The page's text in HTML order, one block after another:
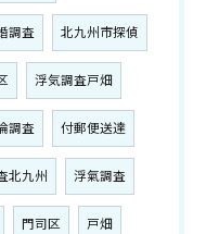
調査 北九州市探偵
浮気調査戸畑
調査 付郵便送達
北九州 浮氣調査
門司区 戸畑